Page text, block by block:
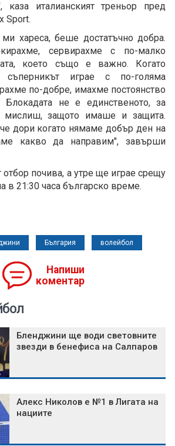
каза италианският треньор пред
Sport.
хареса, беше достатъчно добра.
сервирахме с по-малко
което също е важно. Когато
играе с по-голяма
по-добре, имахме постоянство
не е единственото, за
мислиш, защото имаше и защита.
дори когато нямаме добър ден на
какво да направим", завърши
почива, а утре ще играе срещу
в 21:30 часа българско време.
България волейбол
Напиши
коментар
Бленджини ще води световните
звезди в бенефиса на Салпаров
Алекс Николов е №1 в Лигата на
нациите